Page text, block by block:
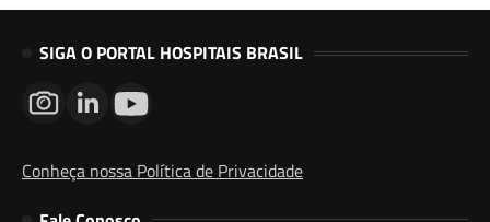
SIGA O PORTAL HOSPITAIS BRASIL
Conheça nossa Política de Privacidade